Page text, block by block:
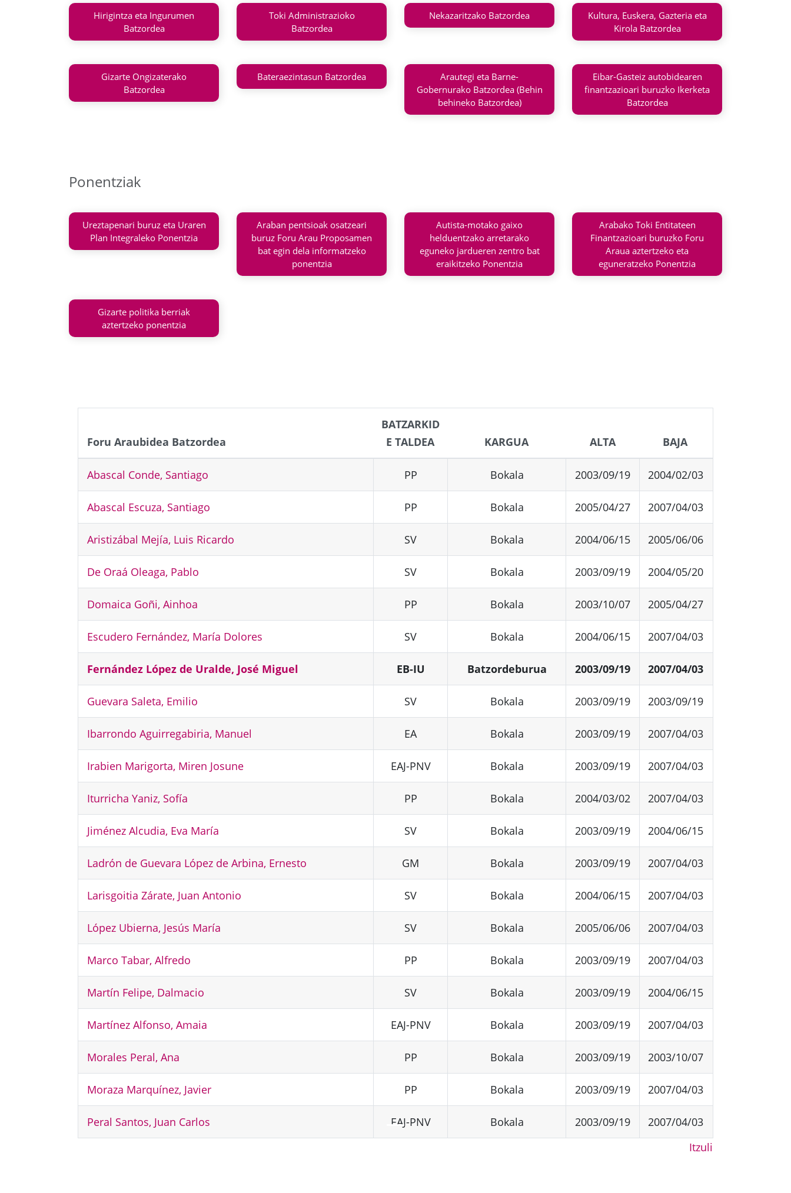
Hirigintza eta Ingurumen
Batzordea
Toki Administrazioko
Batzordea
Nekazaritzako Batzordea
Kultura, Euskera, Gazteria eta
Kirola Batzordea
Gizarte Ongizaterako
Batzordea
Bateraezintasun Batzordea
Arautegi eta Barne-
Gobernurako Batzordea (Behin
behineko Batzordea)
Eibar-Gasteiz autobidearen
finantzazioari buruzko Ikerketa
Batzordea
Ponentziak
Ureztapenari buruz eta Uraren
Plan Integraleko Ponentzia
Araban pentsioak osatzeari
buruz Foru Arau Proposamen
bat egin dela informatzeko
ponentzia
Autista-motako gaixo
helduentzako arretarako
eguneko jardueren zentro bat
eraikitzeko Ponentzia
Arabako Toki Entitateen
Finantzazioari buruzko Foru
Araua aztertzeko eta
eguneratzeko Ponentzia
Gizarte politika berriak
aztertzeko ponentzia
Foru Araubidea Batzordea
BATZARKID
E TALDEA
KARGUA ALTA BAJA
Abascal Conde, Santiago PP Bokala 2003/09/19 2004/02/03
Abascal Escuza, Santiago PP Bokala 2005/04/27 2007/04/03
Aristizábal Mejía, Luis Ricardo SV Bokala 2004/06/15 2005/06/06
De Oraá Oleaga, Pablo SV Bokala 2003/09/19 2004/05/20
Domaica Goñi, Ainhoa PP Bokala 2003/10/07 2005/04/27
Escudero Fernández, María Dolores SV Bokala 2004/06/15 2007/04/03
Fernández López de Uralde, José Miguel EB-IU Batzordeburua 2003/09/19 2007/04/03
Guevara Saleta, Emilio SV Bokala 2003/09/19 2003/09/19
Ibarrondo Aguirregabiria, Manuel EA Bokala 2003/09/19 2007/04/03
Irabien Marigorta, Miren Josune EAJ-PNV Bokala 2003/09/19 2007/04/03
Iturricha Yaniz, Sofía PP Bokala 2004/03/02 2007/04/03
Jiménez Alcudia, Eva María SV Bokala 2003/09/19 2004/06/15
Ladrón de Guevara López de Arbina, Ernesto GM Bokala 2003/09/19 2007/04/03
Larisgoitia Zárate, Juan Antonio SV Bokala 2004/06/15 2007/04/03
López Ubierna, Jesús María SV Bokala 2005/06/06 2007/04/03
Marco Tabar, Alfredo PP Bokala 2003/09/19 2007/04/03
Martín Felipe, Dalmacio SV Bokala 2003/09/19 2004/06/15
Martínez Alfonso, Amaia EAJ-PNV Bokala 2003/09/19 2007/04/03
Morales Peral, Ana PP Bokala 2003/09/19 2003/10/07
Moraza Marquínez, Javier PP Bokala 2003/09/19 2007/04/03
Peral Santos, Juan Carlos EAJ-PNV Bokala 2003/09/19
2007/04/03
Itzuli